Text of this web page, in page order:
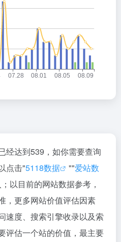
经达到539，如你需要查询
点击"5118数据 ""爱站数
以目前的网站数据参考，
，更多网站价值评估因素
速度、搜索引擎收录以及索
评估一个站的价值，最主要